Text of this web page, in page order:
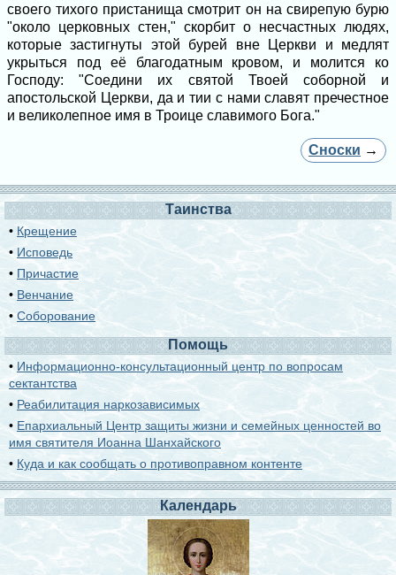
своего тихого пристанища смотрит он на свирепую бурю
"около церковных стен," скорбит о несчастных людях,
которые застигнуты этой бурей вне Церкви и медлят
укрыться под её благодатным кровом, и молится ко
Господу: "Соедини их святой Твоей соборной и
апостольской Церкви, да и тии с нами славят пречестное
и великолепное имя в Троице славимого Бога."
Сноски →
Таинства
• Крещение
• Исповедь
• Причастие
• Венчание
•Соборование
Помощь
• Информационно-консультационный центр по вопросам
сектантства
• Реабилитация наркозависимых
• Епархиальный Центр защиты жизни и семейных ценностей во
имя святителя Иоанна Шанхайского
• Куда и как сообщать о противоправном контенте
Календарь